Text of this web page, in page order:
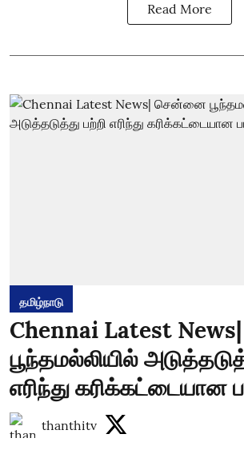
Read More
தமிழ்நாடு
Chennai Latest
பூந்தமல்லியில்
எரிந்து கரிக்கட்டையான
thanthitv